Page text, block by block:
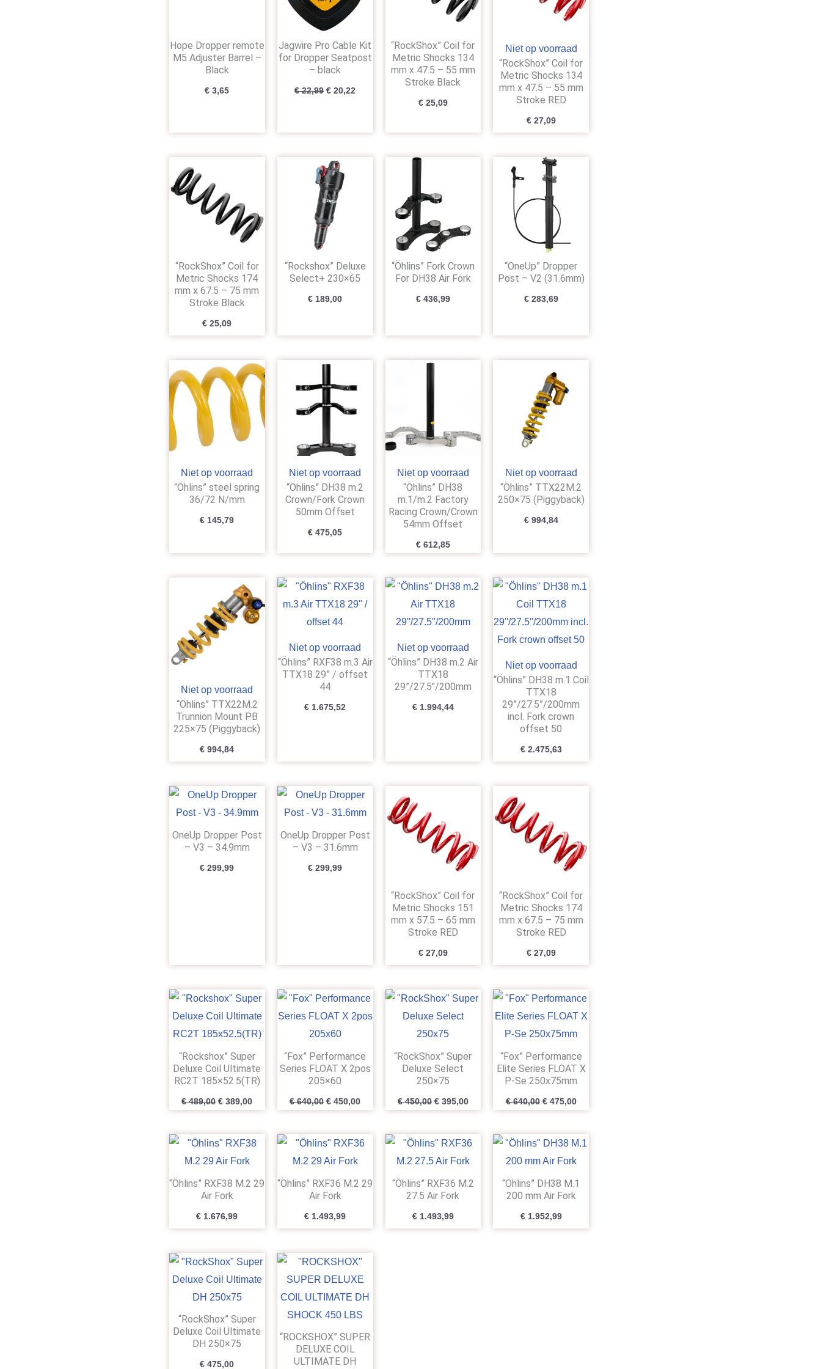
Hope Dropper remote
M5 Adjuster Barrel –
Black
€ 3,65
Jagwire Pro Cable Kit
for Dropper Seatpost
– black
€22,99 € 20,22
“RockShox” Coil for
Metric Shocks 134
mm x 47.5 – 55 mm
Stroke Black
€25,09
Niet op voorraad
“RockShox” Coil for
Metric Shocks 134
mm x 47.5 – 55 mm
Stroke RED
€27,09
“RockShox” Coil for
Metric Shocks 174
mm x 67.5 – 75 mm
Stroke Black
€ 25,09
“Rockshox” Deluxe
Select+ 230×65
€ 189,00
“Öhlins” Fork Crown
For DH38 Air Fork
€436,99
“OneUp” Dropper
Post – V2 (31.6mm)
€283,69
Niet op voorraad
“Öhlins” steel spring
36/72 N/mm
€ 145,79
Niet op voorraad
“Öhlins” DH38 m.2
Crown/Fork Crown
50mm Offset
€ 475,05
Niet op voorraad
“Öhlins” DH38
m.1/m.2 Factory
Racing Crown/Crown
54mm Offset
€612,85
Niet op voorraad
“Öhlins” TTX22M.2
250×75 (Piggyback)
€994,84
Niet op voorraad
“Öhlins” TTX22M.2
Trunnion Mount PB
225×75 (Piggyback)
€ 994,84
Niet op voorraad
“Öhlins” RXF38 m.3 Air
TTX18 29” / offset
44
€ 1.675,52
Niet op voorraad
“Öhlins” DH38 m.2 Air
TTX18
29”/27.5″/200mm
€1.994,44
Niet op voorraad
“Öhlins” DH38 m.1 Coil
TTX18
29”/27.5”/200mm
incl. Fork crown
offset 50
€2.475,63
OneUp Dropper Post
– V3 – 34.9mm
€ 299,99
OneUp Dropper Post
– V3 – 31.6mm
€ 299,99
“RockShox” Coil for
Metric Shocks 151
mm x 57.5 – 65 mm
Stroke RED
€27,09
“RockShox” Coil for
Metric Shocks 174
mm x 67.5 – 75 mm
Stroke RED
€27,09
“Rockshox” Super
Deluxe Coil Ultimate
RC2T 185×52.5(TR)
€489,00
Oorspronkelijke
was:
€ 389,00
Huidige
is:
“Fox” Performance
Series FLOAT X 2pos
205×60
€640,00
Oorspronkelijke
was:
€ 450,00
Huidige
is:
“RockShox” Super
Deluxe Select
250×75
€450,00
Oorspronkelijke
was:
€395,00
Huidige
“Fox” Performance
Elite Series FLOAT X
P-Se 250x75mm
€640,00
Oorspronkelijke
was:
€475,00
Huidige
is:
“Öhlins” RXF38 M.2 29
Air Fork
€ 1.676,99
“Öhlins” RXF36 M.2 29
Air Fork
€ 1.493,99
“Öhlins” RXF36 M.2
27.5 Air Fork
€1.493,99
“Öhlins” DH38 M.1
200 mm Air Fork
€1.952,99
“RockShox” Super
Deluxe Coil Ultimate
DH 250×75
€ 475,00
“ROCKSHOX” SUPER
DELUXE COIL
ULTIMATE DH